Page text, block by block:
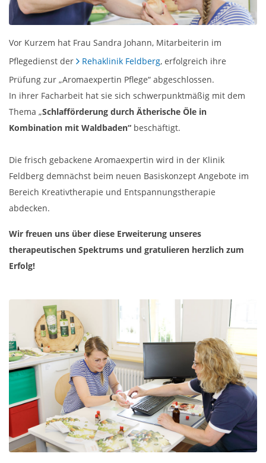
Vor Kurzem hat Frau Sandra Johann, Mitarbeiterin im
Pflegedienst der
Rehaklinik Feldberg, erfolgreich ihre
Prüfung zur „Aromaexpertin Pflege“ abgeschlossen.
In ihrer Facharbeit hat sie sich schwerpunktmäßig mit dem
Thema „Schlafförderung durch Ätherische Öle in
Kombination mit Waldbaden“ beschäftigt.
Die frisch gebackene Aromaexpertin wird in der Klinik
Feldberg demnächst beim neuen Basiskonzept Angebote im
Bereich Kreativtherapie und Entspannungstherapie
abdecken.
Wir freuen uns über diese Erweiterung unseres
therapeutischen Spektrums und gratulieren herzlich zum
Erfolg!